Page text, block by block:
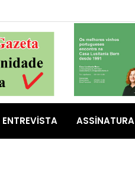
ENTREVISTA ASSINATURA